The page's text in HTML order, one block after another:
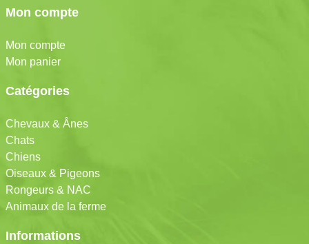
Mon compte
Mon compte
Mon panier
Catégories
Chevaux & Ânes
Chats
Chiens
Oiseaux & Pigeons
Rongeurs & NAC
Animaux de la ferme
Informations